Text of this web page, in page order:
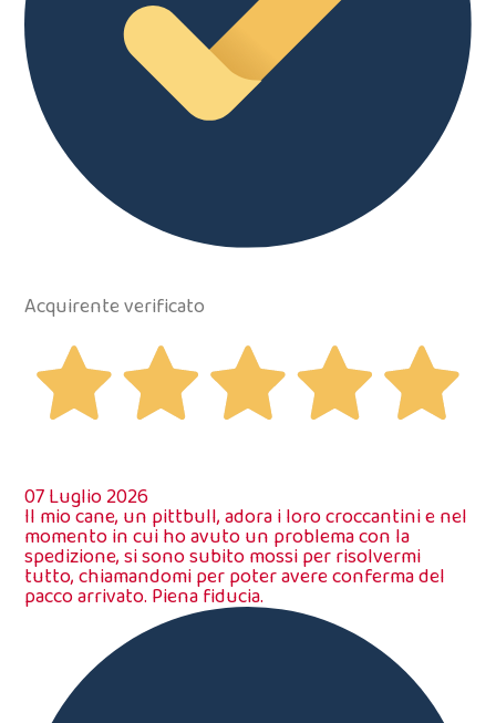
Acquirente verificato
07 Luglio 2026
Il mio cane, un pittbull, adora i loro croccantini e nel
momento in cui ho avuto un problema con la
spedizione, si sono subito mossi per risolvermi
tutto, chiamandomi per poter avere conferma del
pacco arrivato. Piena fiducia.